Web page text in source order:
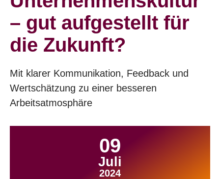
– gut aufgestellt für
die Zukunft?
Mit klarer Kommunikation, Feedback und
Wertschätzung zu einer besseren
Arbeitsatmosphäre
09
Juli
2024